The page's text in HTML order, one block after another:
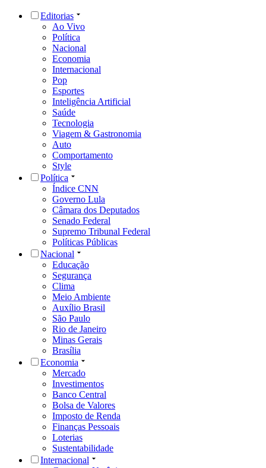
Editorias
Ao Vivo
Política
Nacional
Economia
Internacional
Pop
Esportes
Inteligência Artificial
Saúde
Tecnologia
Viagem & Gastronomia
Auto
Comportamento
Style
Política
Índice CNN
Governo Lula
Câmara dos Deputados
Senado Federal
Supremo Tribunal Federal
Políticas Públicas
Nacional
Educação
Segurança
Clima
Meio Ambiente
Auxílio Brasil
São Paulo
Rio de Janeiro
Minas Gerais
Brasília
Economia
Mercado
Investimentos
Banco Central
Bolsa de Valores
Imposto de Renda
Finanças Pessoais
Loterias
Sustentabilidade
Internacional